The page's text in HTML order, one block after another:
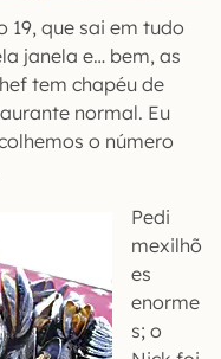
19, que sai em tudo
janela e… bem, as
tem chapéu de
normal. Eu
o número
Pedi
mexilhõ
es
enorme
s; o